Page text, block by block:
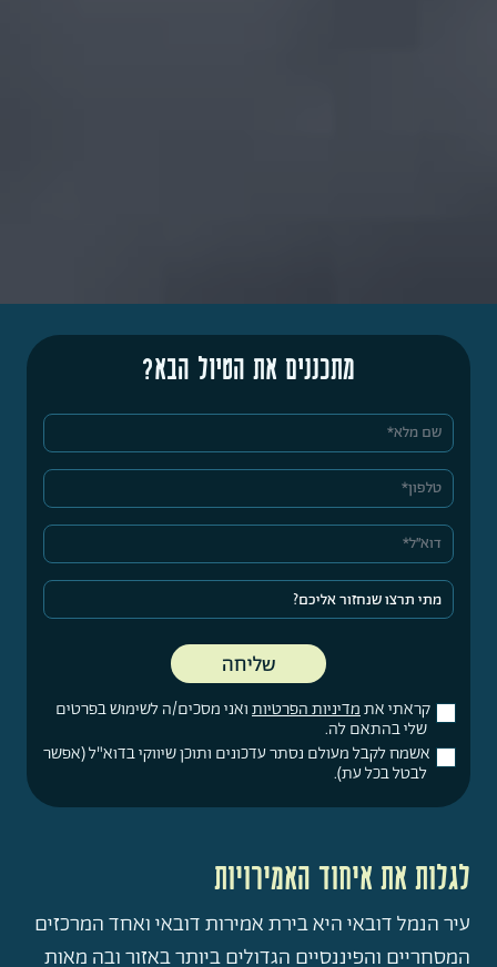
מתכננים את הטיול הבא?
קראתי אתמדיניות הפרטיותואני מסכים/ה לשימוש בפרטים
שלי בהתאם לה.
אשמח לקבל מעולם נסתר עדכונים ותוכן שיווקי בדוא"ל (אפשר
לבטל בכל עת).
לגלות את איחוד האמירויות
עיר הנמל דובאי היא בירת אמירות דובאי ואחד המרכזים
המסחריים והפיננסיים הגדולים ביותר באזור ובה מאות